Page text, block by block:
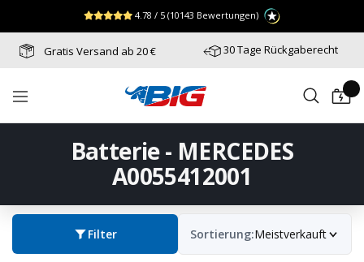
Zum Menü springen
Fußzeile springen
Barrierefreiheits-Widget öffnen
Inhalt
4.78 / 5 (10143 Bewertungen)
Gratis Versand ab 20 € 30 Tage Rückgaberecht
Navigation
Batterie-
Batterie - MERCEDES
A0055412001
Filter Sortierung:Meistverkauft